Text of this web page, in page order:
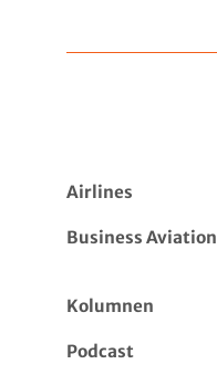
Airlines
Business Aviation
Kolumnen
Podcast